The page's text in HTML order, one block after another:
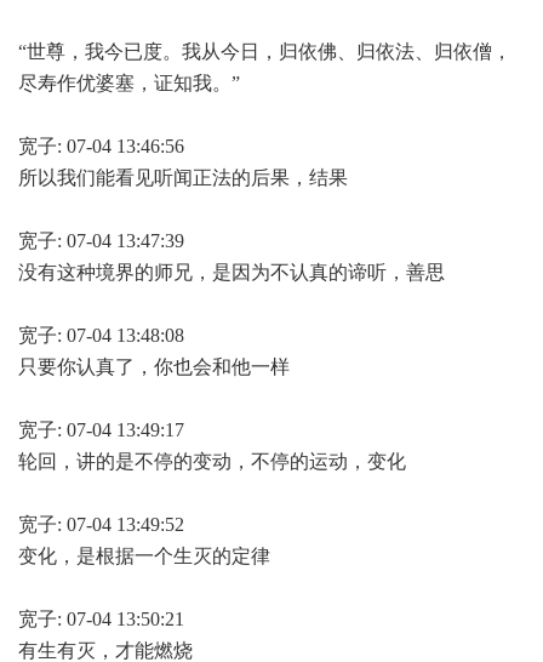
“世尊，我今已度。我从今日，归依佛、归依法、归依僧，
尽寿作优婆塞，证知我。”
宽子: 07-04 13:46:56
所以我们能看见听闻正法的后果，结果
宽子: 07-04 13:47:39
没有这种境界的师兄，是因为不认真的谛听，善思
宽子: 07-04 13:48:08
只要你认真了，你也会和他一样
宽子: 07-04 13:49:17
轮回，讲的是不停的变动，不停的运动，变化
宽子: 07-04 13:49:52
变化，是根据一个生灭的定律
宽子: 07-04 13:50:21
有生有灭，才能燃烧